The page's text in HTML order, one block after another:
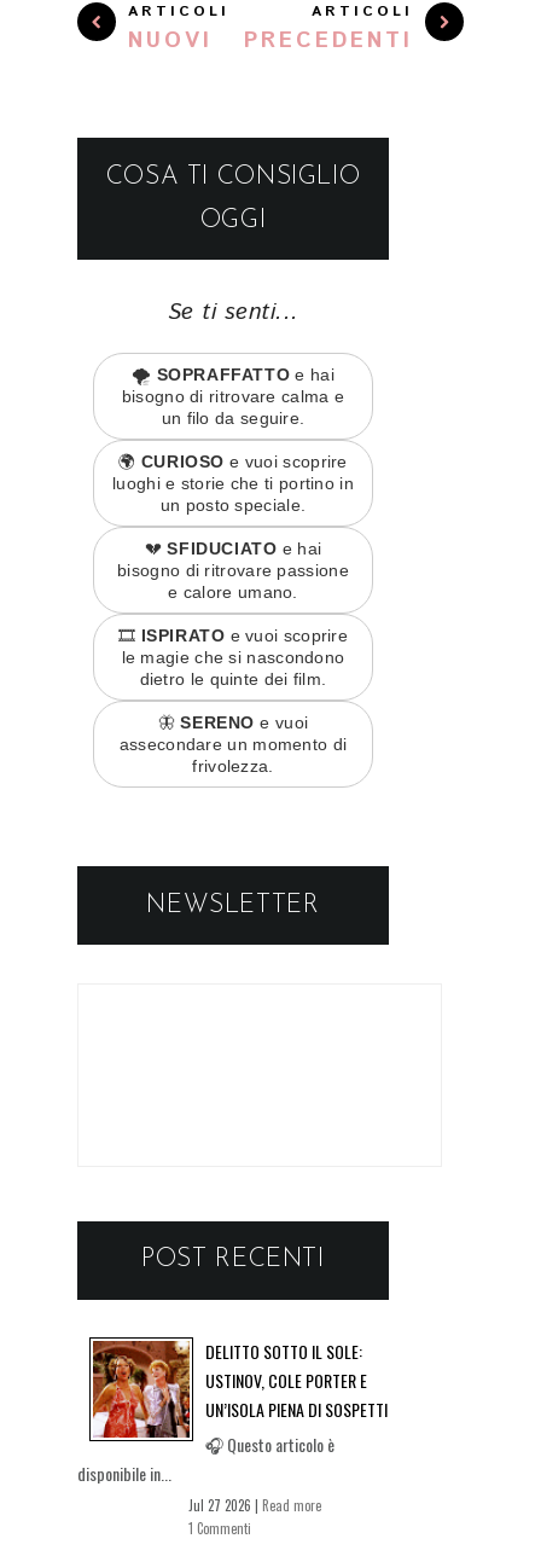
ARTICOLI
NUOVI
ARTICOLI
PRECEDENTI
COSA TI CONSIGLIO
OGGI
Se ti senti...
🌪️ SOPRAFFATTO e hai
bisogno di ritrovare calma e
un filo da seguire.
🌍 CURIOSO e vuoi scoprire
luoghi e storie che ti portino in
un posto speciale.
💔SFIDUCIATO e hai
bisogno di ritrovare passione
e calore umano.
🎞️ ISPIRATO e vuoi scoprire
le magie che si nascondono
dietro le quinte dei film.
🦋SERENO e vuoi
assecondare un momento di
frivolezza.
NEWSLETTER
POST RECENTI
DELITTO SOTTO IL SOLE:
USTINOV, COLE PORTER E
UN’ISOLA PIENA DI SOSPETTI
🎧 Questo articolo è
disponibile in...
Jul 27 2026 | Read more
1 Commenti